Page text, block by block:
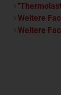
Weitere
Weitere